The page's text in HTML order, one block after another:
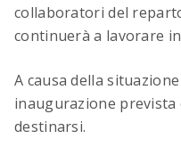
collaboratori del
continuerà a lavorare
A causa della
inaugurazione prevista
destinarsi.